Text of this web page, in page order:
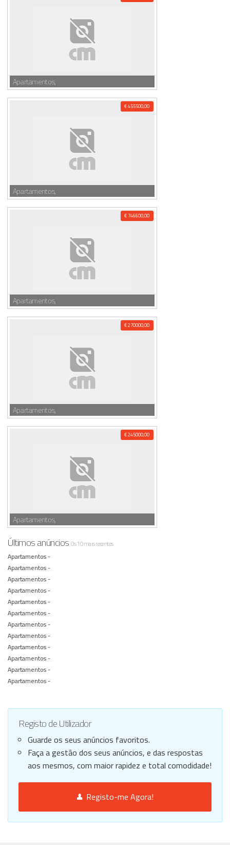
Apartamentos,
€ 455500,00
Apartamentos,
€ 746600,00
Apartamentos,
€ 270000,00
Apartamentos,
€ 245000,00
Apartamentos,
Últimos anúnciosOs 10 mais recentes
Apartamentos -
Apartamentos -
Apartamentos -
Apartamentos -
Apartamentos -
Apartamentos -
Apartamentos -
Apartamentos -
Apartamentos -
Apartamentos -
Apartamentos -
Apartamentos -
Registo de Utilizador
Guarde os seus anúncios favoritos.
Faça a gestão dos seus anúncios, e das respostas
aos mesmos, com maior rapidez e total comodidade!
Registo-me Agora!